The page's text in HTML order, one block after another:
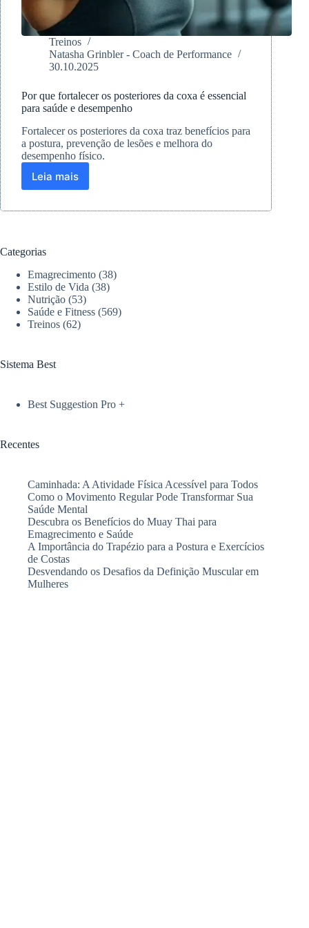
Treinos
Natasha Grinbler - Coach de Performance
30.10.2025
Por que fortalecer os posteriores da coxa é essencial
para saúde e desempenho
Fortalecer os posteriores da coxa traz benefícios para
a postura, prevenção de lesões e melhora do
desempenho físico.
Leia mais
Por
fortalecer
é
essencial
para
saúde
e
Categorias
Emagrecimento (38)
Estilo de Vida (38)
Nutrição (53)
Saúde e Fitness (569)
Treinos (62)
Sistema Best
Best Suggestion Pro +
Recentes
Caminhada: A Atividade Física Acessível para Todos
Como o Movimento Regular Pode Transformar Sua
Saúde Mental
Descubra os Benefícios do Muay Thai para
Emagrecimento e Saúde
A Importância do Trapézio para a Postura e Exercícios
de Costas
Desvendando os Desafios da Definição Muscular em
Mulheres